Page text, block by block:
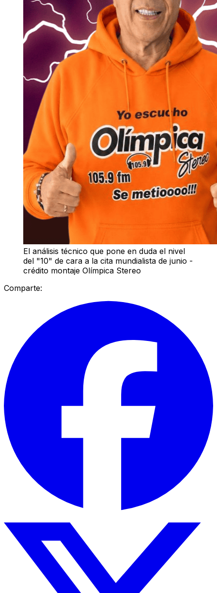
El análisis técnico que pone en duda el nivel
del "10" de cara a la cita mundialista de junio -
crédito montaje Olímpica Stereo
Comparte: